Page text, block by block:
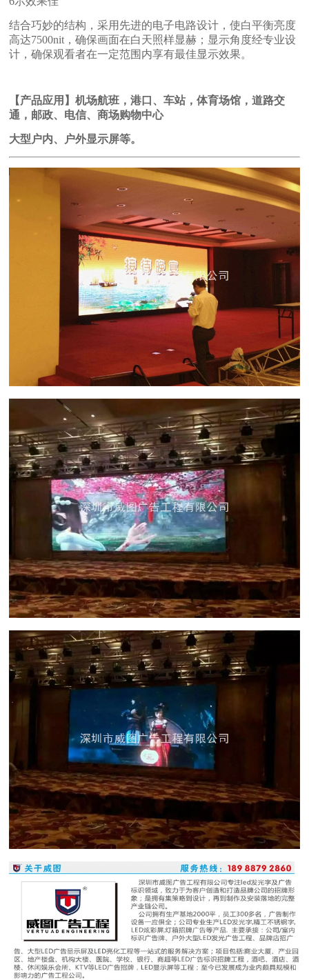
结合巧妙的结构，采用先进的电子电路设计，使白平衡亮度
高达7500nit ，确保画面在白天照样显赫；显示角度经专业设
计，确保观看者在一定范围内享有最佳显示效果。
【产品应用】机场航班，港口、车站，体育场馆，道路交
通，邮政、电信、商场购物中心
大型户内、户外显示屏等。